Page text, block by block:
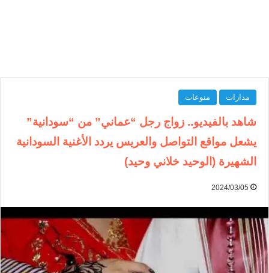
مدارات منوعات
شاهد بالفيديو.. زواج رجل “عماني” من “سودانية”
يشعل مواقع التواصل والعريس يردد الأغنية السودانية
الشهيرة (الوحيد خلاني وحيد)
2024/03/05